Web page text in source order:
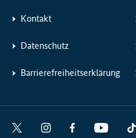
Kontakt
Datenschutz
Barrierefreiheitserklärung
Social